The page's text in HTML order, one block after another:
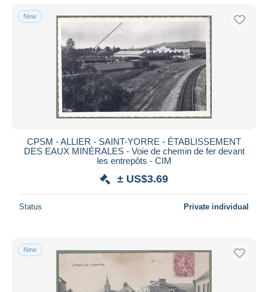
New
CPSM - ALLIER - SAINT-YORRE - ÉTABLISSEMENT
DES EAUX MINÉRALES - Voie de chemin de fer devant
les entrepôts - CIM
± US$3.69
Status Private individual
New